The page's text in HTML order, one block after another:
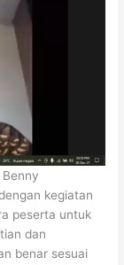
kegiatan
peserta untuk
dan
benar sesuai